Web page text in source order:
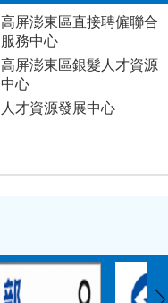
高屏澎東區直接聘僱聯合
服務中心
高屏澎東區銀髮人才資源
中心
人才資源發展中心